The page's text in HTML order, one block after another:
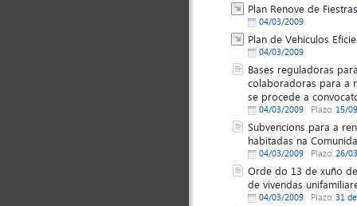
Plan Renove de Fiestras
04/03/2009
Plan de Vehiculos
04/03/2009
Bases reguladoras
colaboradoras para a
se procede a
04/03/2009 Plazo: 15/
Subvencions para a
habitadas na
04/03/2009 Plazo: 26/
Orde do 13 de xuño
de vivendas
04/03/2009 Plazo: 31